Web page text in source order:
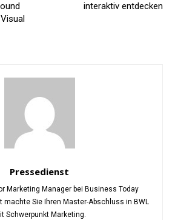
interaktiv entdecken
Pressedienst
Marketing Manager bei Business Today
machte Sie Ihren Master-Abschluss in BWL
Schwerpunkt Marketing.